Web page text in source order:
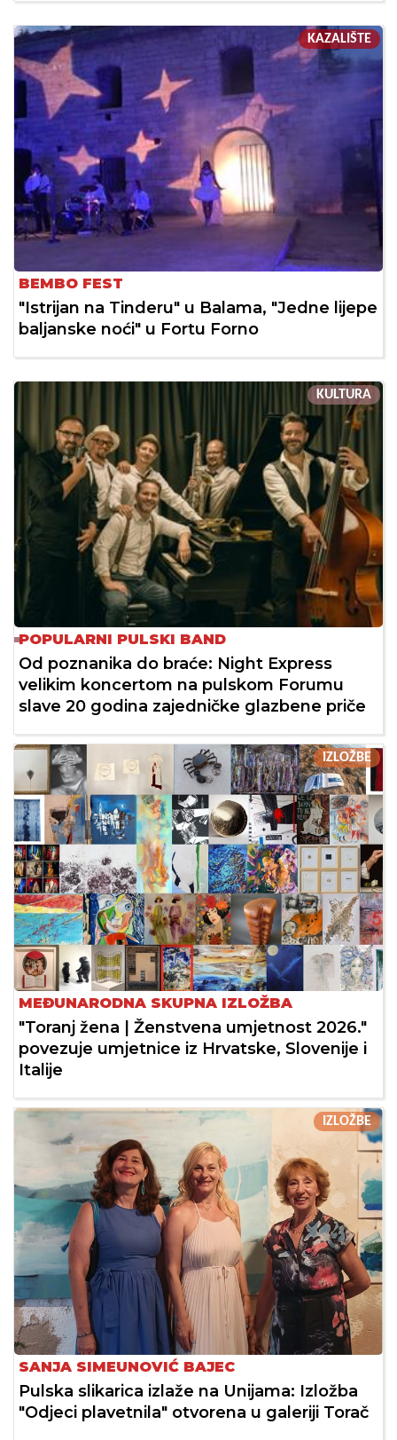
KAZALIŠTE
BEMBO FEST
"Istrijan na Tinderu" u Balama, "Jedne lijepe
baljanske noći" u Fortu Forno
KULTURA
POPULARNI PULSKI BAND
Od poznanika do braće: Night Express
velikim koncertom na pulskom Forumu
slave 20 godina zajedničke glazbene priče
IZLOŽBE
MEĐUNARODNA SKUPNA IZLOŽBA
"Toranj žena | Ženstvena umjetnost 2026."
povezuje umjetnice iz Hrvatske, Slovenije i
Italije
IZLOŽBE
SANJA SIMEUNOVIĆ BAJEC
Pulska slikarica izlaže na Unijama: Izložba
"Odjeci plavetnila" otvorena u galeriji Torač